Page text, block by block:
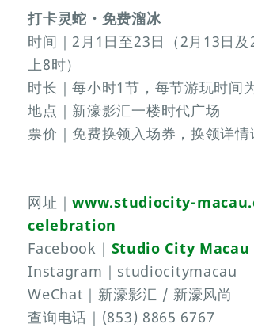
打卡灵蛇・免费溜冰
时间｜2月1日至23日（2月13日
上8时）
时长｜每小时1节，每节游玩时间
地点｜新濠影汇一楼时代广场
票价｜免费换领入场券，换领详情
网址｜www.studiocity-
celebration
Facebook｜ Studio City Macau
Instagram｜studiocitymacau
WeChat｜新濠影汇 / 新濠风尚
查询电话｜(853) 8865 6767